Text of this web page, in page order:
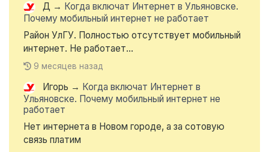
Д → Когда включат Интернет в Ульяновске.
Почему мобильный интернет не работает
Район УлГУ. Полностью отсутствует мобильный
интернет. Не работает...
9 месяцев назад
Игорь → Когда включат Интернет в
Ульяновске. Почему мобильный интернет не
работает
Нет интернета в Новом городе, а за сотовую
связь платим